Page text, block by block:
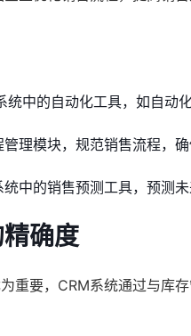
统中的自动化工具，如自动
管理模块，规范销售流程，
统中的销售预测工具，预测
确度
重要，CRM系统通过与库